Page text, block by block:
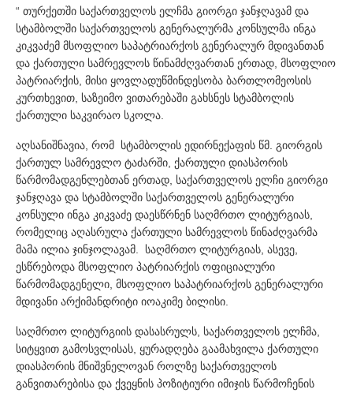
“ თურქეთში საქართველოს ელჩმა გიორგი ჯანჯღავამ და
სტამბოლში საქართველოს გენერალურმა კონსულმა ინგა
კიკვაძემ მსოფლიო საპატრიარქოს გენერალურ მდივანთან
და ქართული სამრევლოს წინამძღვართან ერთად, მსოფლიო
პატრიარქის, მისი ყოვლადუწმინდესობა ბართლომეოსის
კურთხევით, საზეიმო ვითარებაში გახსნეს სტამბოლის
ქართული საკვირაო სკოლა.
აღსანიშნავია, რომ სტამბოლის ედირნექაფის წმ. გიორგის
ქართულ სამრევლო ტაძარში, ქართული დიასპორის
წარმომადგენლებთან ერთად, საქართველოს ელჩი გიორგი
ჯანჯღავა და სტამბოლში საქართველოს გენერალური
კონსული ინგა კიკვაძე დაესწრნენ საღმრთო ლიტურგიას,
რომელიც აღასრულა ქართული სამრევლოს წინაძღვარმა
მამა ილია ჯინჯოლავამ. საღმრთო ლიტურგიას, ასევე,
ესწრებოდა მსოფლიო პატრიარქის ოფიციალური
წარმომადგენელი, მსოფლიო საპატრიარქოს გენერალური
მდივანი არქიმანდრიტი იოაკიმე ბილისი.
საღმრთო ლიტურგიის დასასრულს, საქართველოს ელჩმა,
სიტყვით გამოსვლისას, ყურადღება გაამახვილა ქართული
დიასპორის მნიშვნელოვან როლზე საქართველოს
განვითარებისა და ქვეყნის პოზიტიური იმიჯის წარმოჩენის